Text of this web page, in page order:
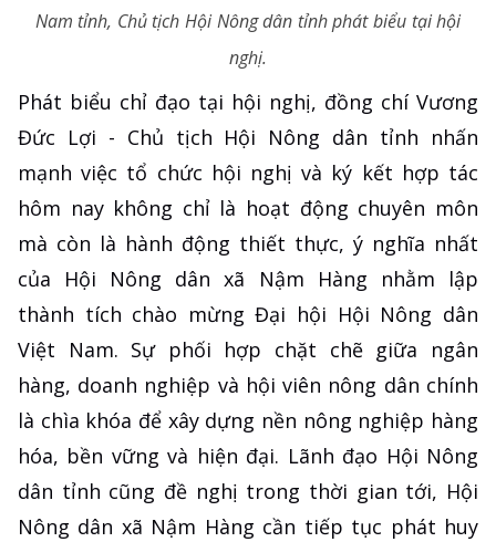
Nam tỉnh, Chủ tịch Hội Nông dân tỉnh phát biểu tại hội
nghị.
Phát biểu chỉ đạo tại hội nghị, đồng chí Vương
Đức Lợi - Chủ tịch Hội Nông dân tỉnh nhấn
mạnh việc tổ chức hội nghị và ký kết hợp tác
hôm nay không chỉ là hoạt động chuyên môn
mà còn là hành động thiết thực, ý nghĩa nhất
của Hội Nông dân xã Nậm Hàng nhằm lập
thành tích chào mừng Đại hội Hội Nông dân
Việt Nam. Sự phối hợp chặt chẽ giữa ngân
hàng, doanh nghiệp và hội viên nông dân chính
là chìa khóa để xây dựng nền nông nghiệp hàng
hóa, bền vững và hiện đại. Lãnh đạo Hội Nông
dân tỉnh cũng đề nghị trong thời gian tới, Hội
Nông dân xã Nậm Hàng cần tiếp tục phát huy